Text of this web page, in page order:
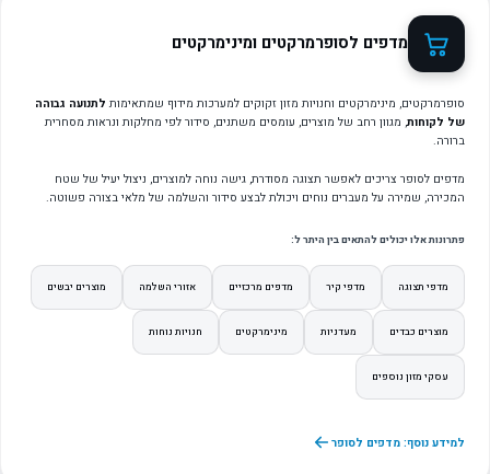
מדפים לסופרמרקטים ומינימרקטים
סופרמרקטים, מינימרקטים וחנויות מזון זקוקים למערכות מידוף שמתאימות לתנועה גבוהה
של לקוחות, מגוון רחב של מוצרים, עומסים משתנים, סידור לפי מחלקות ונראות מסחרית
ברורה.
מדפים לסופר צריכים לאפשר תצוגה מסודרת, גישה נוחה למוצרים, ניצול יעיל של שטח
המכירה, שמירה על מעברים נוחים ויכולת לבצע סידור והשלמה של מלאי בצורה פשוטה.
פתרונות אלו יכולים להתאים בין היתר ל:
מדפי תצוגה מדפי קיר מדפים מרכזיים אזורי השלמה מוצרים יבשים
מוצרים כבדים מעדניות מינימרקטים חנויות נוחות
עסקי מזון נוספים
למידע נוסף: מדפים לסופר